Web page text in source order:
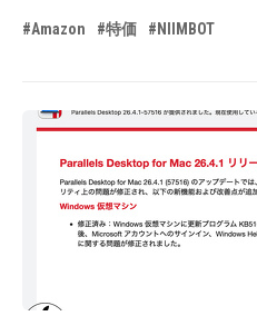
#Amazon #特価 #NIIMBOT